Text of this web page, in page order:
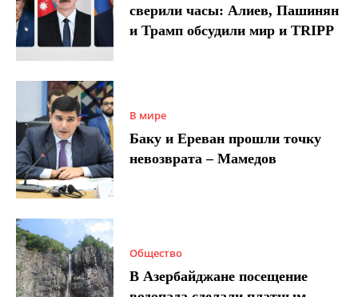
сверили часы: Алиев, Пашинян
и Трамп обсудили мир и TRIPP
В мире
Баку и Ереван прошли точку
невозврата – Мамедов
Общество
В Азербайджане посещение